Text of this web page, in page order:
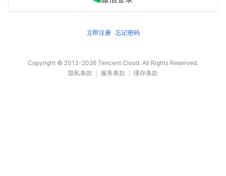
立即注册 忘记密码
Copyright © 2013-2026 Tencent Cloud. All Rights Reserved.
隐私条款
服务条款 缓存条款